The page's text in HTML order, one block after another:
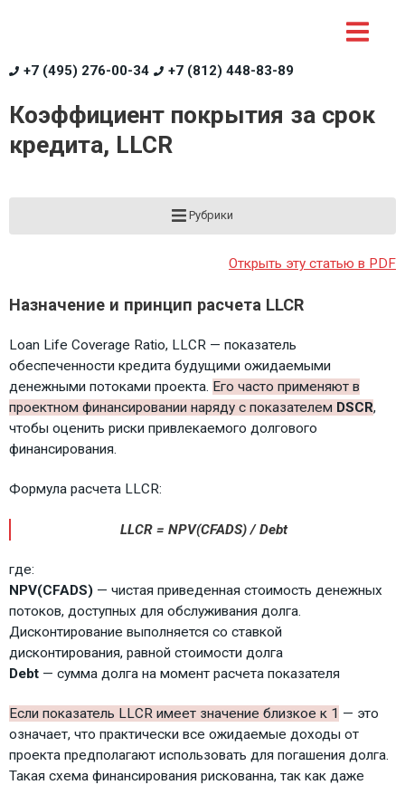
+7 (495) 276-00-34 +7 (812) 448-83-89
Коэффициент покрытия за срок
кредита, LLCR
Рубрики
Открыть эту статью в PDF
Назначение и принцип расчета LLCR
Loan Life Coverage Ratio, LLCR — показатель
обеспеченности кредита будущими ожидаемыми
денежными потоками проекта. Его часто применяют в
проектном финансировании наряду с показателем DSCR,
чтобы оценить риски привлекаемого долгового
финансирования.
Формула расчета LLCR:
LLCR = NPV(CFADS) / Debt
где:
NPV(CFADS) — чистая приведенная стоимость денежных
потоков, доступных для обслуживания долга.
Дисконтирование выполняется со ставкой
дисконтирования, равной стоимости долга
Debt — сумма долга на момент расчета показателя
Если показатель LLCR имеет значение близкое к 1 — это
означает, что практически все ожидаемые доходы от
проекта предполагают использовать для погашения долга.
Такая схема финансирования рискованна, так как даже